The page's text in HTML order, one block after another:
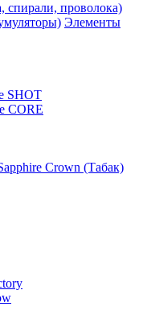
спирали, проволока)
Элементы
SHOT
CORE
Crown (Табак)